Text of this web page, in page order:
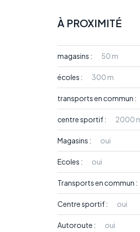
À PROXIMITÉ
magasins : 50 m
écoles : 300 m
transports en commun :
centre sportif : 2000
Magasins : oui
Ecoles : oui
Transports en commun :
Centre sportif : oui
Autoroute : oui